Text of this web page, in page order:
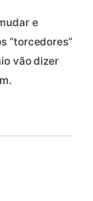
e
“torcedores”
vão dizer